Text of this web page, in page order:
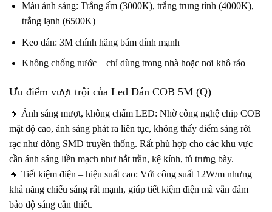
Màu ánh sáng: Trắng ấm (3000K), trắng trung tính (4000K),
trắng lạnh (6500K)
Keo dán: 3M chính hãng bám dính mạnh
Không chống nước – chỉ dùng trong nhà hoặc nơi khô ráo
Ưu điểm vượt trội của Led Dán COB 5M (Q)
🔸 Ánh sáng mượt, không chấm LED: Nhờ công nghệ chip COB
mật độ cao, ánh sáng phát ra liên tục, không thấy điểm sáng rời
rạc như dòng SMD truyền thống. Rất phù hợp cho các khu vực
cần ánh sáng liền mạch như hắt trần, kệ kính, tủ trưng bày.
🔸 Tiết kiệm điện – hiệu suất cao: Với công suất 12W/m nhưng
khả năng chiếu sáng rất mạnh, giúp tiết kiệm điện mà vẫn đảm
bảo độ sáng cần thiết.